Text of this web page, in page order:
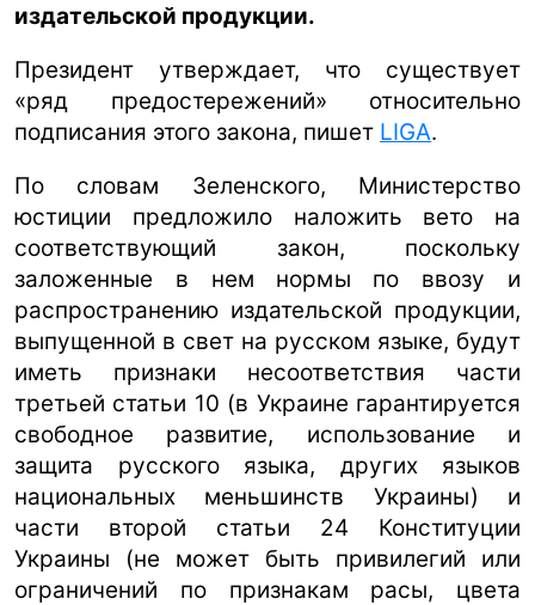
издательской продукции.
Президент утверждает, что существует
«ряд предостережений» относительно
подписания этого закона, пишет LIGA.
По словам Зеленского, Министерство
юстиции предложило наложить вето на
соответствующий закон, поскольку
заложенные в нем нормы по ввозу и
распространению издательской продукции,
выпущенной в свет на русском языке, будут
иметь признаки несоответствия части
третьей статьи 10 (в Украине гарантируется
свободное развитие, использование и
защита русского языка, других языков
национальных меньшинств Украины) и
части второй статьи 24 Конституции
Украины (не может быть привилегий или
ограничений по признакам расы, цвета